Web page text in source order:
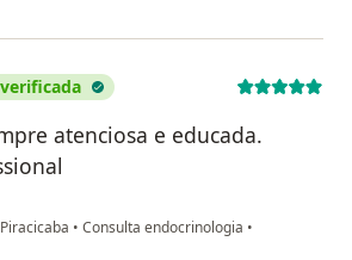
atenciosa e educada.
• Consulta endocrinologia •